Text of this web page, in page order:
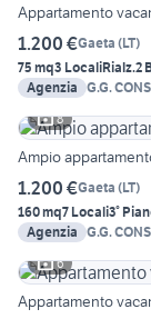
Appartamento
1.200 €Gaeta (LT)
75 mq3 LocaliRialz.2
Agenzia G.G.
8
Ampio
1.200 €Gaeta (LT)
160 mq7 Locali3°
Agenzia G.G.
6
Appartamento